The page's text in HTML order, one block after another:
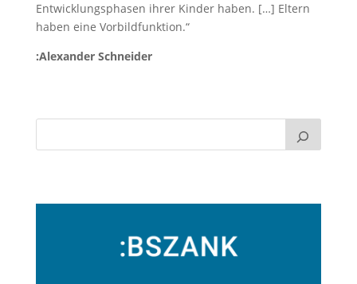
Entwicklungsphasen ihrer Kinder haben. […] Eltern
haben eine Vorbildfunktion.“
:Alexander Schneider